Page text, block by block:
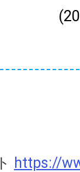
https://